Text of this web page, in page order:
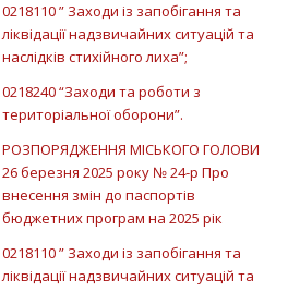
0218110 ” Заходи із запобігання та
ліквідації надзвичайних ситуацій та
наслідків стихійного лиха”;
0218240 “Заходи та роботи з
територіальної оборони”.
РОЗПОРЯДЖЕННЯ МІСЬКОГО ГОЛОВИ
26 березня 2025 року № 24-р Про
внесення змін до паспортів
бюджетних програм на 2025 рік
0218110 ” Заходи із запобігання та
ліквідації надзвичайних ситуацій та